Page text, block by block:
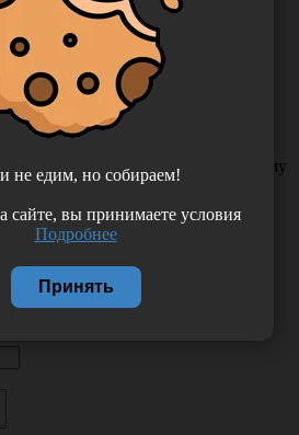
иметь место неточности или
Если вы заметили такую проблему
в описании товара
не едим, но собираем!
сайте, вы принимаете условия
Подробнее
Принять